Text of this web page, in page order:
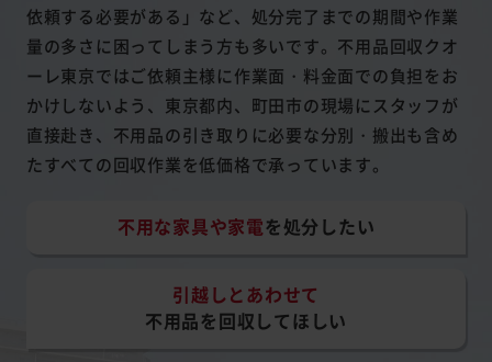
依頼する必要がある」など、処分完了までの期間や作業
量の多さに困ってしまう方も多いです。不用品回収クオ
ーレ東京ではご依頼主様に作業面・料金面での負担をお
かけしないよう、東京都内、町田市の現場にスタッフが
直接赴き、不用品の引き取りに必要な分別・搬出も含め
たすべての回収作業を低価格で承っています。
不用な家具や家電を処分したい
引越しとあわせて
不用品を回収してほしい